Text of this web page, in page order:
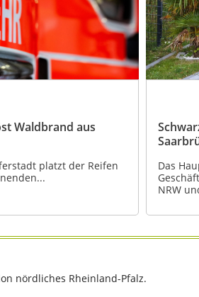
Waldbrand aus
platzt der Reifen
Das
NRW
nördliches Rheinland-Pfalz.